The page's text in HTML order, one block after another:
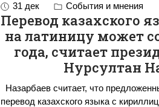
31 дек События и мнения
Перевод казахского
на латиницу может
года, считает
Нурсултан
Назарбаев считает, что
перевод казахского языка с